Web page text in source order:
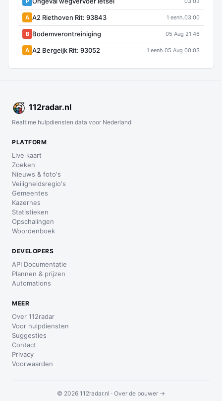
A A2 Riethoven Rit: 93843 1 eenh.03:00
B Bodemverontreiniging 05 Aug 21:46
A A2 Bergeijk Rit: 93052 1 eenh.05 Aug 00:03
112radar.nl
Realtime hulpdiensten data voor Nederland
PLATFORM
Live kaart
Zoeken
Nieuws & foto's
Veiligheidsregio's
Gemeentes
Kazernes
Statistieken
Opschalingen
Woordenboek
DEVELOPERS
API Documentatie
Plannen & prijzen
Automations
MEER
Over 112radar
Voor hulpdiensten
Suggesties
Contact
Privacy
Voorwaarden
© 2026 112radar.nl · Over de bouwer →